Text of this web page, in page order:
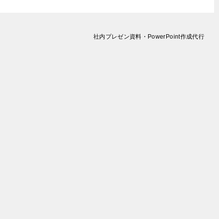
社内プレゼン資料・PowerPoint作成代行